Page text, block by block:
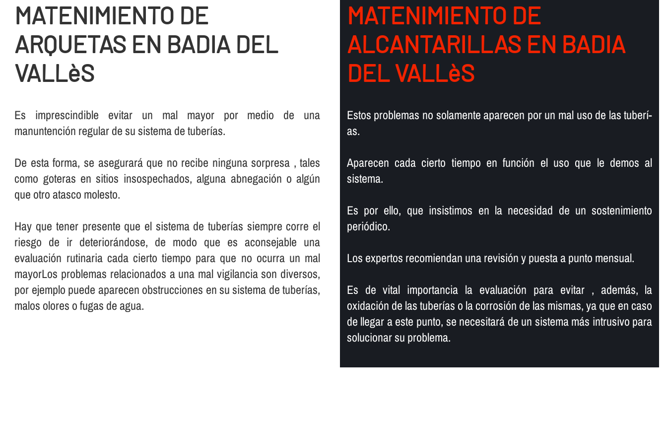
MATENIMIENTO DE
ARQUETAS EN BADIA DEL
VALLèS
Es imprescindible evitar un mal mayor por medio de una
manuntención regular de su sistema de tuberí­as.
De esta forma, se asegurará que no recibe ninguna sorpresa , tales
como goteras en sitios insospechados, alguna abnegación o algún
que otro atasco molesto.
Hay que tener presente que el sistema de tuberí­as siempre corre el
riesgo de ir deteriorándose, de modo que es aconsejable una
evaluación rutinaria cada cierto tiempo para que no ocurra un mal
mayorLos problemas relacionados a una mal vigilancia son diversos,
por ejemplo puede aparecen obstrucciones en su sistema de tuberí­as,
malos olores o fugas de agua.
MATENIMIENTO DE
ALCANTARILLAS EN BADIA
DEL VALLèS
Estos problemas no solamente aparecen por un mal uso de las tuberí­
as.
Aparecen cada cierto tiempo en función el uso que le demos al
sistema.
Es por ello, que insistimos en la necesidad de un sostenimiento
periódico.
Los expertos recomiendan una revisión y puesta a punto mensual.
Es de vital importancia la evaluación para evitar , además, la
oxidación de las tuberí­as o la corrosión de las mismas, ya que en caso
de llegar a este punto, se necesitará de un sistema más intrusivo para
solucionar su problema.